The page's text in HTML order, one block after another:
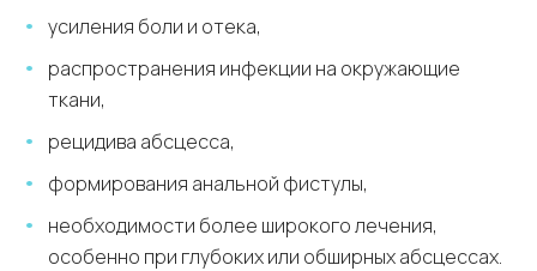
усиления боли и отека,
распространения инфекции на окружающие
ткани,
рецидива абсцесса,
формирования анальной фистулы,
необходимости более широкого лечения,
особенно при глубоких или обширных абсцессах.